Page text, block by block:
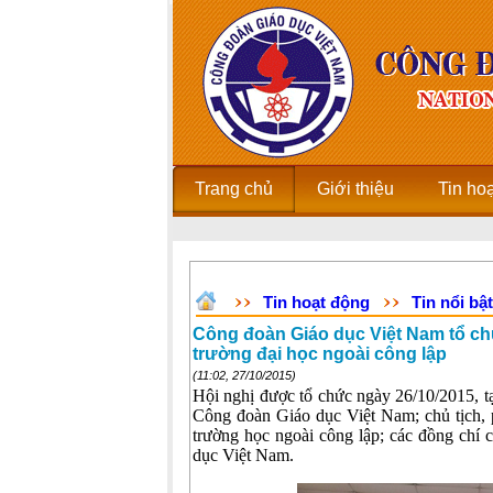
Trang chủ Giới thiệu Tin
Tin hoạt động
Tin nổi bật
Công đoàn Giáo dục Việt Nam tổ
trường đại học ngoài công lập
(11:02, 27/10/2015)
Hội nghị được tổ chức ngày 26/10/2015,
Công đoàn Giáo dục Việt Nam; chủ
trường học ngoài công lập; các đồng chí
dục Việt Nam.